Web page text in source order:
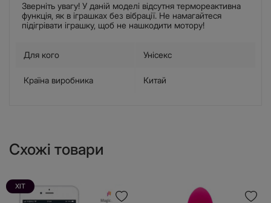
Зверніть увагу! У даній моделі відсутня термореактивна
функція, як в іграшках без вібрації. Не намагайтеся
підігрівати іграшку, щоб не нашкодити мотору!
Для кого Унісекс
Країна виробника Китай
Схожі товари
ХІТ